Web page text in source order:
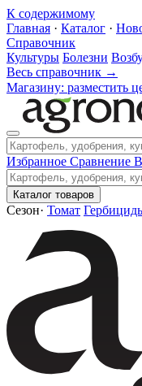
К содержимому
Главная · Каталог ·
Справочник
Культуры Болезни
Весь справочник →
Магазину: разместить
Избранное Сравнение
Каталог товаров
Сезон· Томат